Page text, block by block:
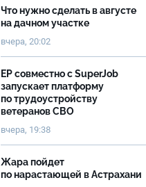
Что нужно сделать в августе
на дачном участке
вчера, 20:02
ЕР совместно с SuperJob
запускает платформу
по трудоустройству
ветеранов СВО
вчера, 19:38
Жара пойдет
по нарастающей в Астрахани